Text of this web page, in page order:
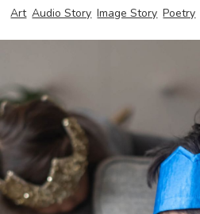
Art Audio Story Image Story Poetry